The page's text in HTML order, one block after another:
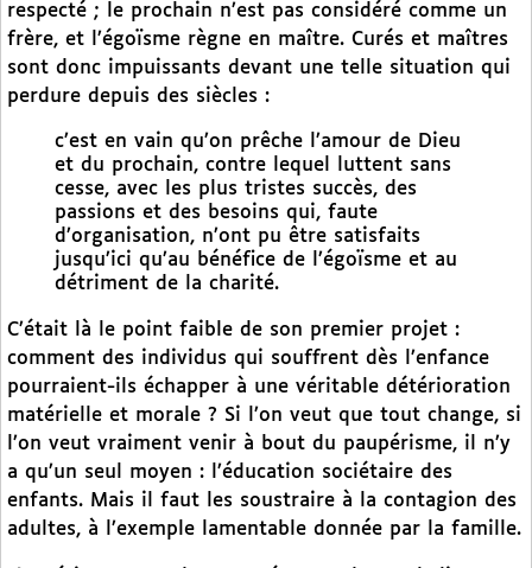
respecté ; le prochain n’est pas considéré comme un
frère, et l’égoïsme règne en maître. Curés et maîtres
sont donc impuissants devant une telle situation qui
perdure depuis des siècles :
c’est en vain qu’on prêche l’amour de Dieu
et du prochain, contre lequel luttent sans
cesse, avec les plus tristes succès, des
passions et des besoins qui, faute
d’organisation, n’ont pu être satisfaits
jusqu’ici qu’au bénéfice de l’égoïsme et au
détriment de la charité.
C’était là le point faible de son premier projet :
comment des individus qui souffrent dès l’enfance
pourraient-ils échapper à une véritable détérioration
matérielle et morale ? Si l’on veut que tout change, si
l’on veut vraiment venir à bout du paupérisme, il n’y
a qu’un seul moyen : l’éducation sociétaire des
enfants. Mais il faut les soustraire à la contagion des
adultes, à l’exemple lamentable donnée par la famille.